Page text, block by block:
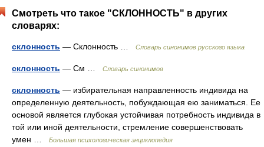
Смотреть что такое "СКЛОННОСТЬ" в других
словарях:
склонность — Склонность … Словарь синонимов русского языка
склонность — См … Словарь синонимов
склонность — избирательная направленность индивида на
определенную деятельность, побуждающая ею заниматься. Ее
основой является глубокая устойчивая потребность индивида в
той или иной деятельности, стремление совершенствовать
умен …
Большая психологическая энциклопедия